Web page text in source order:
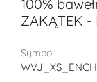
100%
ZAKĄTEK
Symbol